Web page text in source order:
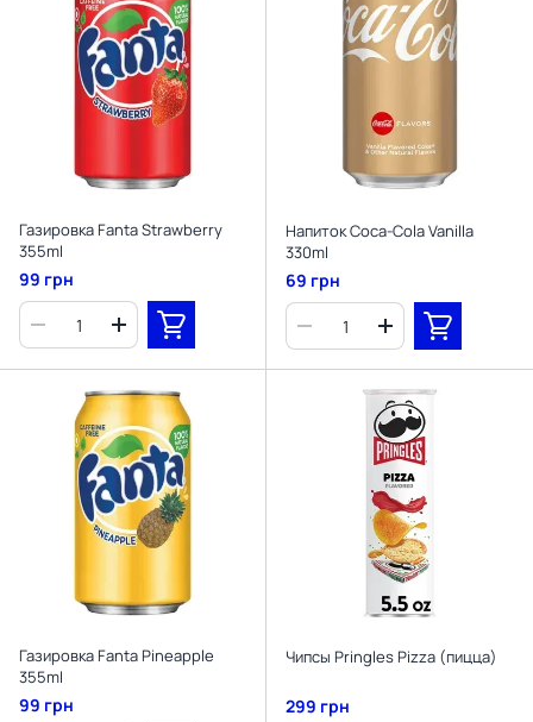
Газировка Fanta Strawberry
355ml
99 грн
Напиток Coca-Cola Vanilla
330ml
69 грн
Газировка Fanta Pineapple
355ml
99 грн
Чипсы Pringles Pizza (пицца)
299 грн